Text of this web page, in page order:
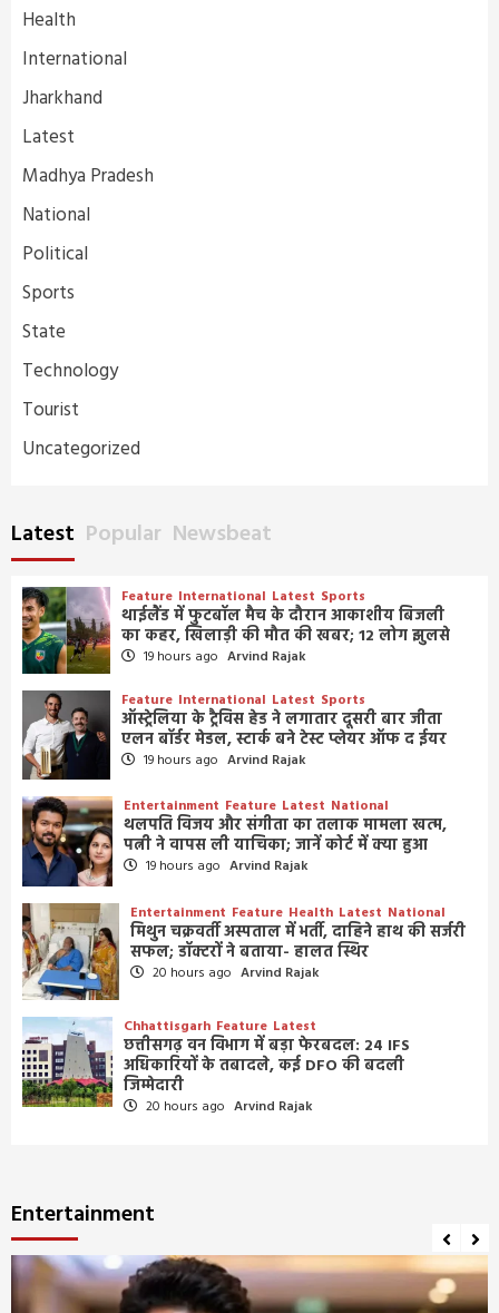
Health
International
Jharkhand
Latest
Madhya Pradesh
National
Political
Sports
State
Technology
Tourist
Uncategorized
Latest Popular Newsbeat
Feature International Latest Sports
थाईलैंड में फुटबॉल मैच के दौरान आकाशीय बिजली
का कहर, खिलाड़ी की मौत की खबर; 12 लोग झुलसे
19 hours ago Arvind Rajak
Feature International Latest Sports
ऑस्ट्रेलिया के ट्रैविस हेड ने लगातार दूसरी बार जीता
एलन बॉर्डर मेडल, स्टार्क बने टेस्ट प्लेयर ऑफ द ईयर
19 hours ago Arvind Rajak
Entertainment Feature Latest National
थलपति विजय और संगीता का तलाक मामला खत्म,
पत्नी ने वापस ली याचिका; जानें कोर्ट में क्या हुआ
19 hours ago Arvind Rajak
Entertainment Feature Health Latest National
मिथुन चक्रवर्ती अस्पताल में भर्ती, दाहिने हाथ की सर्जरी
सफल; डॉक्टरों ने बताया- हालत स्थिर
20 hours ago Arvind Rajak
Chhattisgarh Feature Latest
छत्तीसगढ़ वन विभाग में बड़ा फेरबदल: 24 IFS
अधिकारियों के तबादले, कई DFO की बदली
जिम्मेदारी
20 hours ago Arvind Rajak
Entertainment